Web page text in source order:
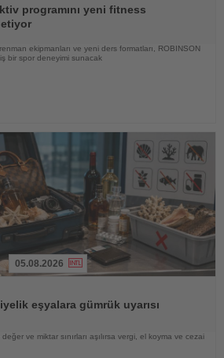
programını yeni fitness
ekipmanları ve yeni ders formatları, ROBINSON
bir spor deneyimi sunacak
05.08.2026
eşyalara gümrük uyarısı
ve miktar sınırları aşılırsa vergi, el koyma ve cezai